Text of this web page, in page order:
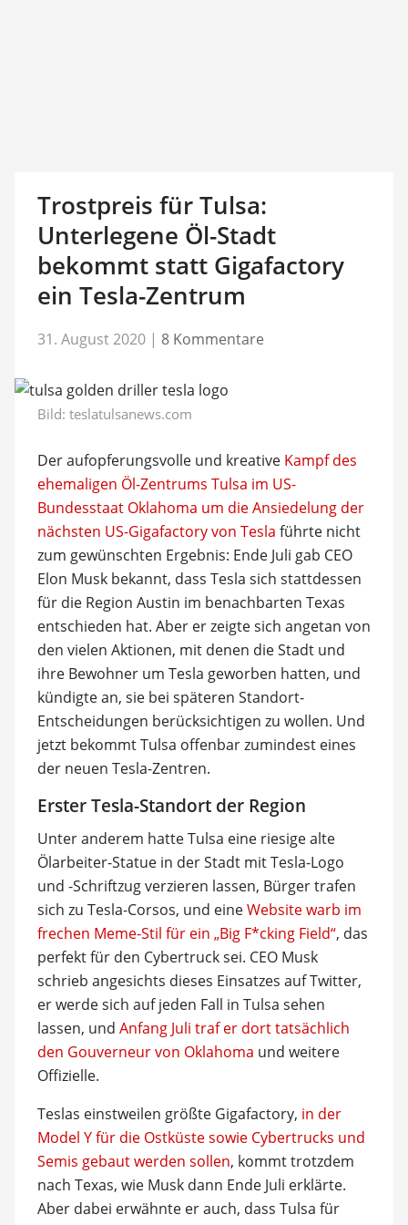
Trostpreis für Tulsa:
Unterlegene Öl-Stadt
bekommt statt Gigafactory
ein Tesla-Zentrum
31. August 2020 | 8 Kommentare
Bild: teslatulsanews.com
Der aufopferungsvolle und kreative Kampf des
ehemaligen Öl-Zentrums Tulsa im US-
Bundesstaat Oklahoma um die Ansiedelung der
nächsten US-Gigafactory von Tesla führte nicht
zum gewünschten Ergebnis: Ende Juli gab CEO
Elon Musk bekannt, dass Tesla sich stattdessen
für die Region Austin im benachbarten Texas
entschieden hat. Aber er zeigte sich angetan von
den vielen Aktionen, mit denen die Stadt und
ihre Bewohner um Tesla geworben hatten, und
kündigte an, sie bei späteren Standort-
Entscheidungen berücksichtigen zu wollen. Und
jetzt bekommt Tulsa offenbar zumindest eines
der neuen Tesla-Zentren.
Erster Tesla-Standort der Region
Unter anderem hatte Tulsa eine riesige alte
Ölarbeiter-Statue in der Stadt mit Tesla-Logo
und -Schriftzug verzieren lassen, Bürger trafen
sich zu Tesla-Corsos, und eineWebsite warb im
frechen Meme-Stil für ein „Big F*cking Field“, das
perfekt für den Cybertruck sei. CEO Musk
schrieb angesichts dieses Einsatzes auf Twitter,
er werde sich auf jeden Fall in Tulsa sehen
lassen, und Anfang Juli traf er dort tatsächlich
den Gouverneur von Oklahoma und weitere
Offizielle.
Teslas einstweilen größte Gigafactory, in der
Model Y für die Ostküste sowie Cybertrucks und
Semis gebaut werden sollen, kommt trotzdem
nach Texas, wie Musk dann Ende Juli erklärte.
Aber dabei erwähnte er auch, dass Tulsa für